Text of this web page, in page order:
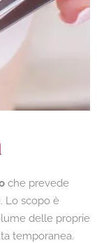
che prevede
Lo scopo è
delle proprie
temporanea.